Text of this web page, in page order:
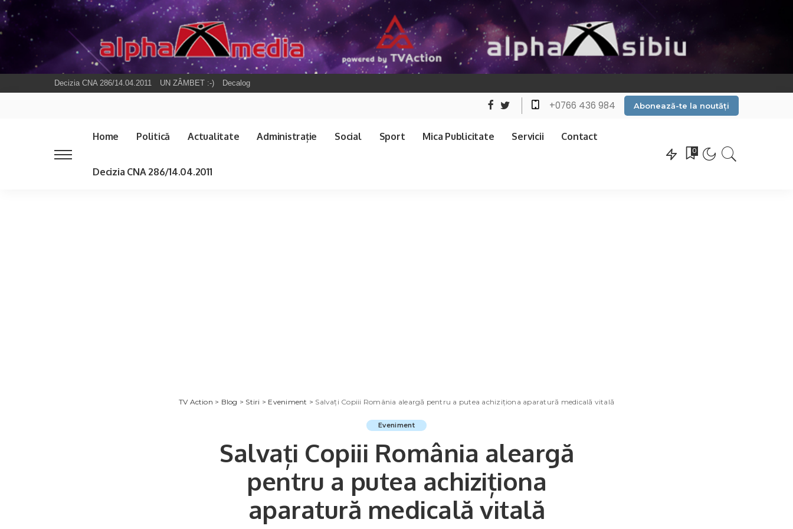
Decizia CNA 286/14.04.2011 UN ZÂMBET :-) Decalog
+0766 436 984 Abonează-te la noutăți
Home Politică Actualitate Administrație Social Sport Mica Publicitate Servicii Contact
Decizia CNA 286/14.04.2011
0
TV Action > Blog > Stiri > Eveniment > Salvați Copiii România aleargă pentru a putea achiziționa aparatură medicală vitală
Eveniment
Salvați Copiii România aleargă
pentru a putea achiziționa
aparatură medicală vitală